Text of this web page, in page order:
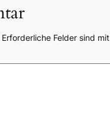
Erforderliche Felder sind mit